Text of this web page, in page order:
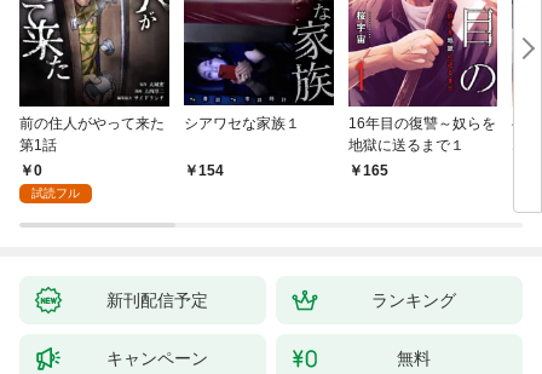
前の住人がやって来た
第1話
0
試読フル
シアワセな家族１
154
16年目の復讐～奴らを
地獄に送るまで１
165
ベ
新刊配信予定 ランキング
キャンペーン 無料